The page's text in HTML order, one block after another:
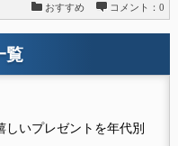
おすすめ コメント：0
覧
しいプレゼントを年代別